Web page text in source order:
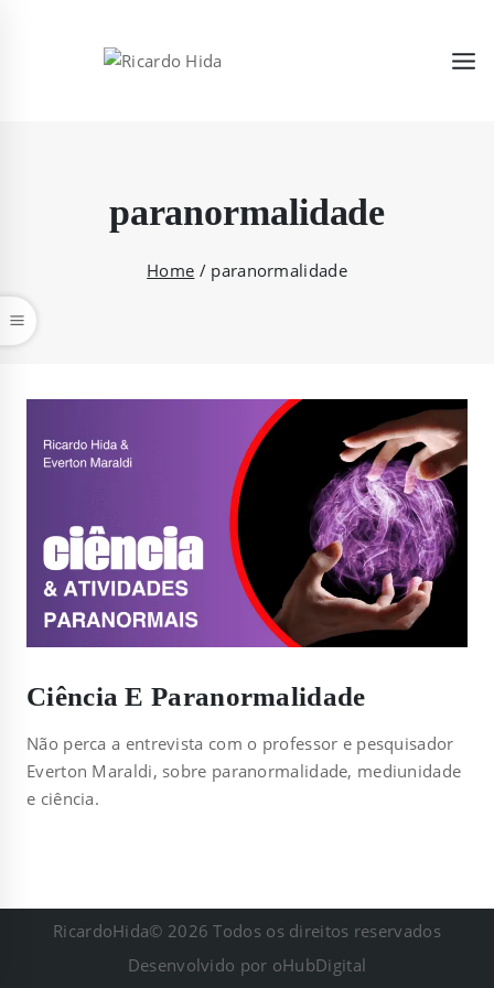
paranormalidade
Home / paranormalidade
Ciência E Paranormalidade
Não perca a entrevista com o professor e pesquisador
Everton Maraldi, sobre paranormalidade, mediunidade
e ciência.
RicardoHida© 2026 Todos os direitos reservados
Desenvolvido por oHubDigital